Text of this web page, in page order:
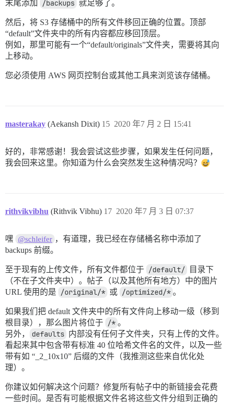
末尾添加 /backups 就足够了。
然后，将 S3 存储桶中的所有文件移回正确的位置。顶部
“default”文件夹中的所有内容都应移回顶层。
例如，那里可能有一个“default/originals”文件夹，需要将其向
上移动。
您必须使用 AWS 网页控制台或其他工具来浏览该存储桶。
masterakay (Aekansh Dixit) 2020 年7 月 2 日 15:41
15
好的，非常感谢！我会尝试这些步骤，如果发生任何问题，
我会回来这里。你知道为什么会突然发生这种情况吗？
rithvikvibhu (Rithvik Vibhu) 2020 年7 月 3 日 07:37
17
嘿 @schleifer ，有道理，我已经在存储桶名称中添加了
backups 前缀。
至于现有的上传文件，所有文件都位于 /default/
目录下
（不在子文件夹中）。帖子（以及其他所有地方）中的图片
URL 使用的是
/original/* 或 /optimized/* 。
如果我们把 default 文件夹中的所有文件向上移动一级（移到
根目录），那么图片将位于 /* 。
另外，
defaults 内部没有任何子文件夹，只有上传的文件。
看起来其中包含带有标准 40 位哈希文件名的文件，以及一些
带有如 “_2_10x10” 后缀的文件（我推测这些来自优化处
理）。
你建议如何解决这个问题？修复所有帖子中的新链接会花费
一些时间。是否有可能根据文件名将这些文件分组到正确的